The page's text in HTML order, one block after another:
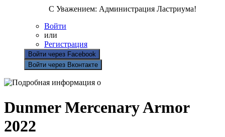
С Уважением: Администрация Ластриума!
Войти
или
Регистрация
Войти через Facebook
Войти через Вконтакте
Dunmer Mercenary Armor
2022